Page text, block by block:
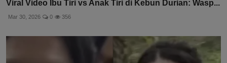
Viral Video Ibu Tiri vs Anak Tiri di Kebun Durian: Wasp...
Mar 30, 2026 0 356